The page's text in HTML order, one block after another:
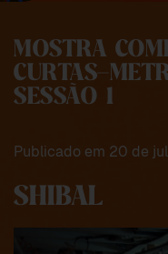
MOSTRA
CURTAS-
SESSÃO 1
Publicado em 20 de
SHIBAL